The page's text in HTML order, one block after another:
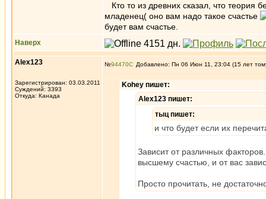
Кто то из древних сказал, что теория
младенец( оно вам надо такое счастье
будет вам счастье.
Наверх
Alex123
Зарегистрирован: 03.03.2011
Суждений: 3393
Откуда: Канада
№94470 Добавлено: Пн 06 Июн 11, 23:04 (15 лет
Kohey пишет:
Alex123 пишет:
тыц пишет:
и что будет если их
Зависит от различных
высшему счастью, и от вас
Просто прочитать, не